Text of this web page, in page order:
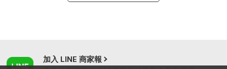
加入 LINE 商家報